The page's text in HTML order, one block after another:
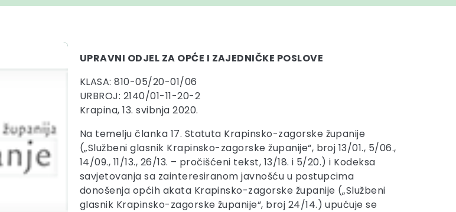
UPRAVNI ODJEL ZA OPĆE I ZAJEDNIČKE POSLOVE
KLASA: 810-05/20-01/06
URBROJ: 2140/01-11-20-2
Krapina, 13. svibnja 2020.
Na temelju članka 17. Statuta Krapinsko-zagorske županije
(„Službeni glasnik Krapinsko-zagorske županije“, broj 13/01., 5/06.,
14/09., 11/13., 26/13. – pročišćeni tekst, 13/18. i 5/20.) i Kodeksa
savjetovanja sa zainteresiranom javnošću u postupcima
donošenja općih akata Krapinsko-zagorske županije („Službeni
glasnik Krapinsko-zagorske županije“, broj 24/14.) upućuje se